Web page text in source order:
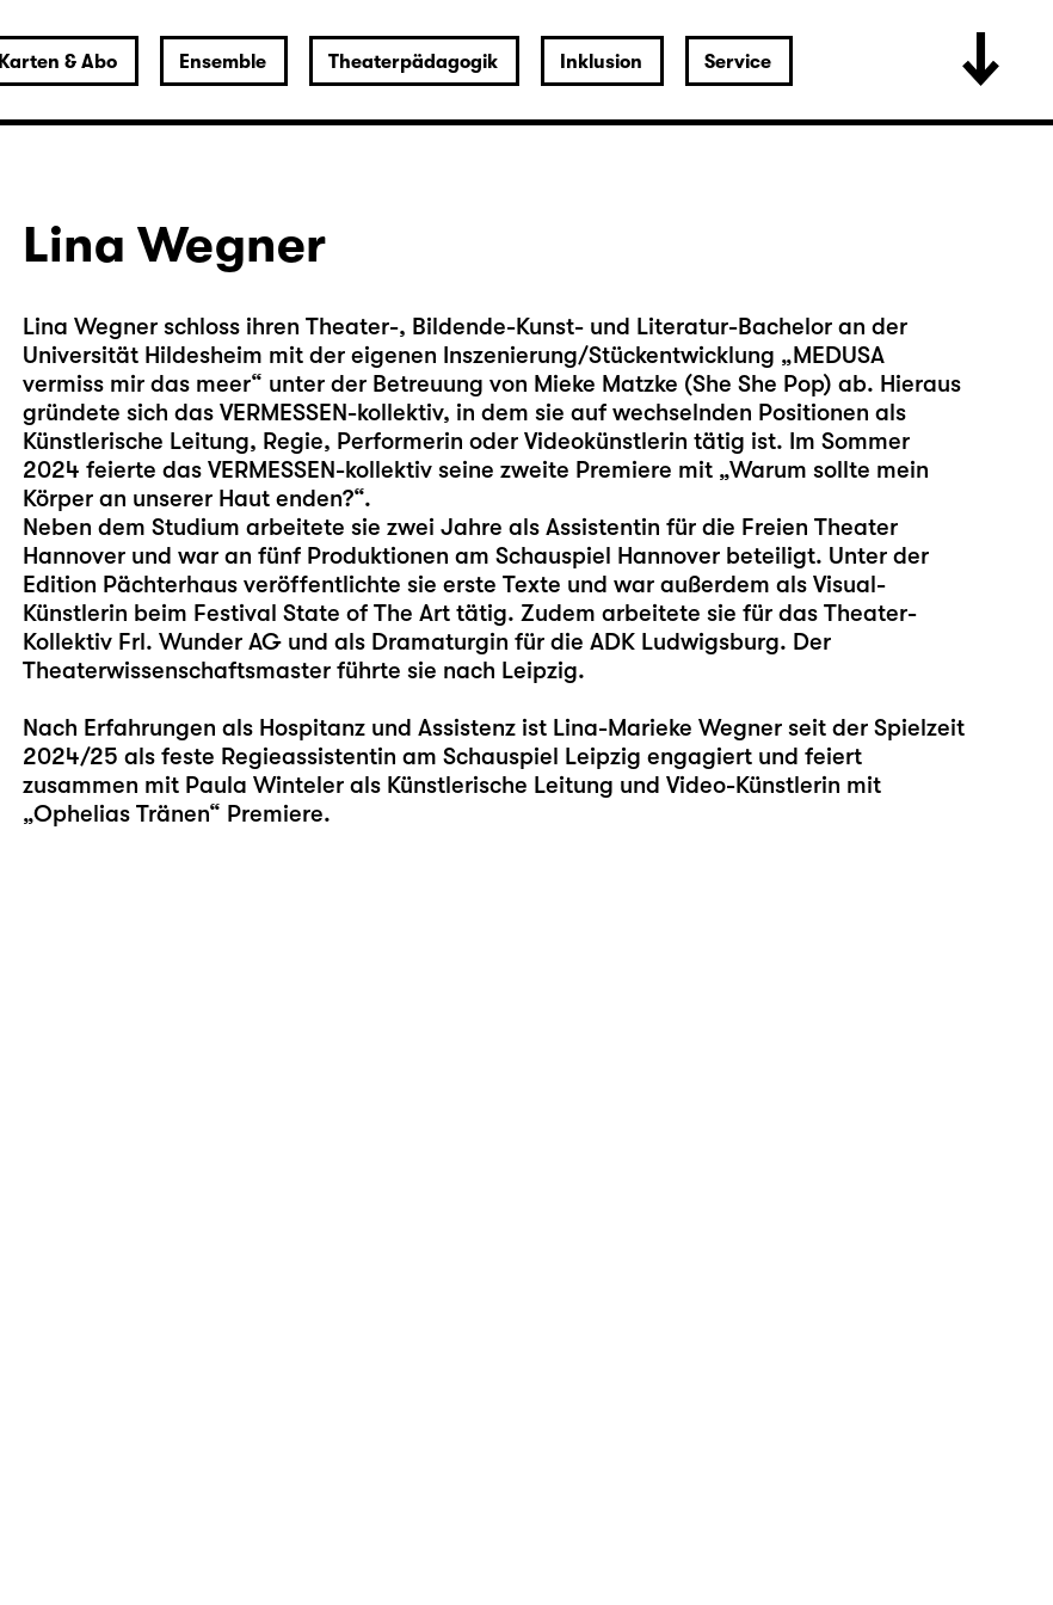
Karten & Abo Ensemble Theaterpädagogik Inklusion Service
Lina Wegner
Lina Wegner schloss ihren Theater-, Bildende-Kunst- und Literatur-Bachelor an der
Universität Hildesheim mit der eigenen Inszenierung/Stückentwicklung „MEDUSA
vermiss mir das meer“ unter der Betreuung von Mieke Matzke (She She Pop) ab. Hieraus
gründete sich das VERMESSEN-kollektiv, in dem sie auf wechselnden Positionen als
Künstlerische Leitung, Regie, Performerin oder Videokünstlerin tätig ist. Im Sommer
2024 feierte das VERMESSEN-kollektiv seine zweite Premiere mit „Warum sollte mein
Körper an unserer Haut enden?“.
Neben dem Studium arbeitete sie zwei Jahre als Assistentin für die Freien Theater
Hannover und war an fünf Produktionen am Schauspiel Hannover beteiligt. Unter der
Edition Pächterhaus veröffentlichte sie erste Texte und war außerdem als Visual-
Künstlerin beim Festival State of The Art tätig. Zudem arbeitete sie für das Theater-
Kollektiv Frl. Wunder AG und als Dramaturgin für die ADK Ludwigsburg. Der
Theaterwissenschaftsmaster führte sie nach Leipzig.
Nach Erfahrungen als Hospitanz und Assistenz ist Lina-Marieke Wegner seit der Spielzeit
2024/25 als feste Regieassistentin am Schauspiel Leipzig engagiert und feiert
zusammen mit Paula Winteler als Künstlerische Leitung und Video-Künstlerin mit
„Ophelias Tränen“ Premiere.